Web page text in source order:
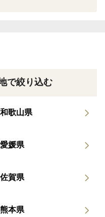
しみください。
みいただける、
で絞り込む
和歌山県
愛媛県
佐賀県
熊本県